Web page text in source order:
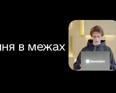
в межах